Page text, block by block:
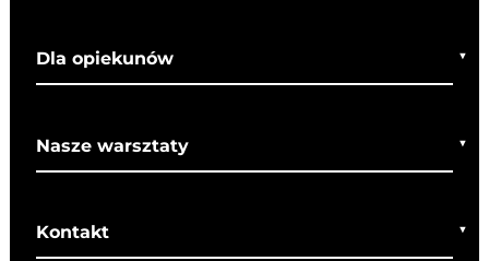
Co o nas mówią
Dla opiekunów
Bezpieczeństwo
Nasze warsztaty
Warsztaty wielkanocne
Kontakt